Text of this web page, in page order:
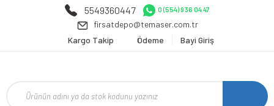
5549360447 0 (554) 936 04 47
firsatdepo@temaser.com.tr
Kargo Takip
Ödeme Bayi Giriş